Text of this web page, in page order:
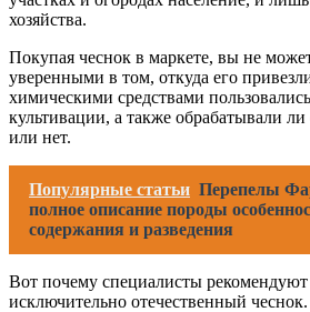
хозяйства.
Покупая чеснок в маркете, вы не
уверенными в том, откуда его
химическими средствами
культивации, а также обрабатывали ли
или нет.
Популярные статьи Перепелы
полное описание породы
содержания и разведения
Вот почему специалисты рекомендуют
исключительно отечественный чеснок.